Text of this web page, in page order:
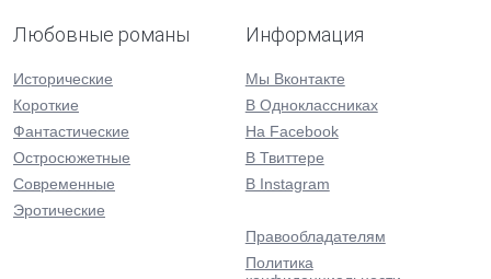
Любовные романы
Исторические
Короткие
Фантастические
Остросюжетные
Современные
Эротические
Информация
Мы Вконтакте
В Одноклассниках
На Facebook
В Твиттере
В Instagram
Правообладателям
Политика